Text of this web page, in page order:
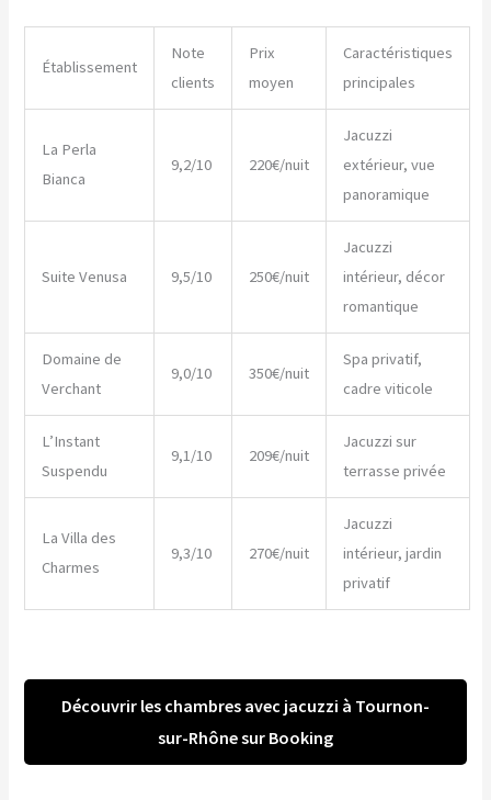
Établissement
Note
clients
Prix
moyen
Caractéristiques
principales
La Perla
Bianca
9,2/10 220€/nuit
Jacuzzi
extérieur, vue
panoramique
Suite Venusa 9,5/10 250€/nuit
Jacuzzi
intérieur, décor
romantique
Domaine de
Verchant
9,0/10 350€/nuit
Spa privatif,
cadre viticole
L’Instant
Suspendu
9,1/10 209€/nuit
Jacuzzi sur
terrasse privée
La Villa des
Charmes
9,3/10 270€/nuit
Jacuzzi
intérieur, jardin
privatif
Découvrir les chambres avec jacuzzi à Tournon-
sur-Rhône sur Booking